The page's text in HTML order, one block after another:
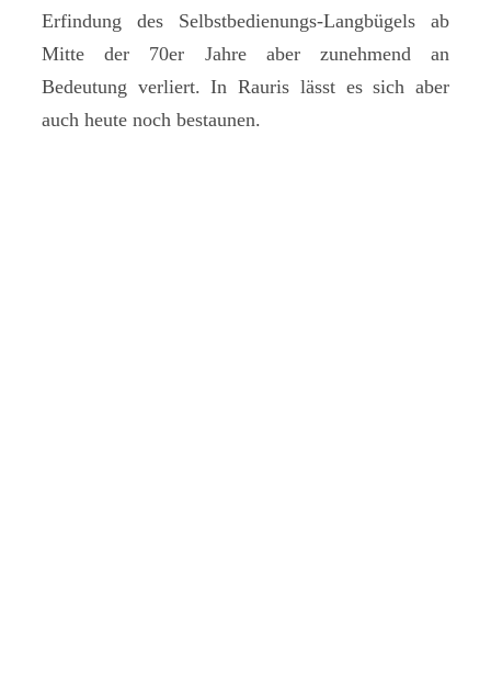
Erfindung des Selbstbedienungs-Langbügels ab
Mitte der 70er Jahre aber zunehmend an
Bedeutung verliert. In Rauris lässt es sich aber
auch heute noch bestaunen.